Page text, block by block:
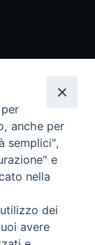
anche per
semplici",
e
nella
dei
avere